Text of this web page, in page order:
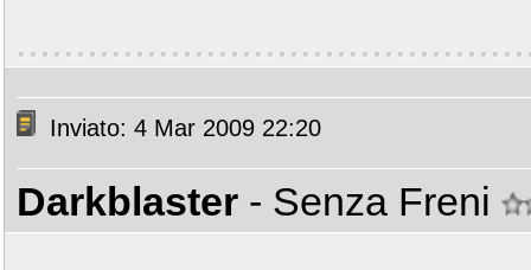
Inviato: 4 Mar 2009 22:20
Darkblaster - Senza Freni